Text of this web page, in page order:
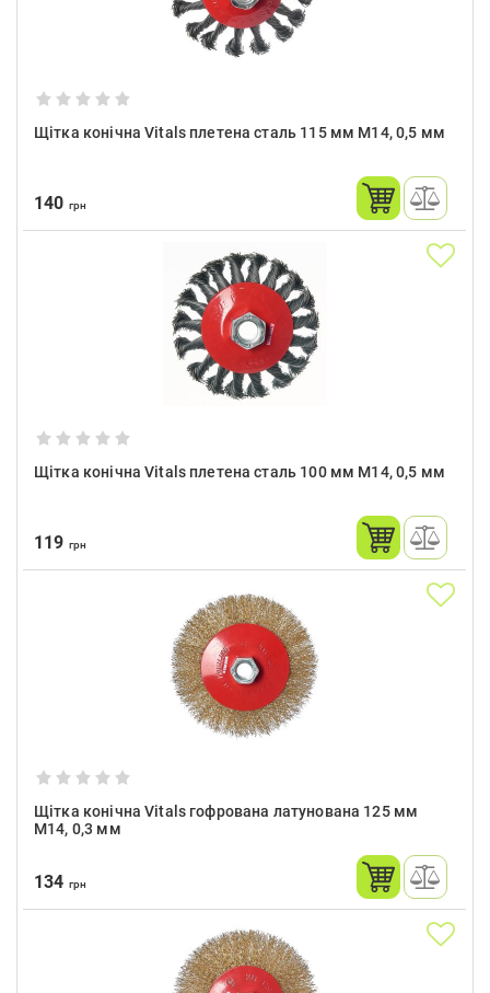
Щітка конічна Vitals плетена сталь 115 мм М14, 0,5 мм
140 грн
Щітка конічна Vitals плетена сталь 100 мм М14, 0,5 мм
119 грн
Щітка конічна Vitals гофрована латунована 125 мм
М14, 0,3 мм
134 грн